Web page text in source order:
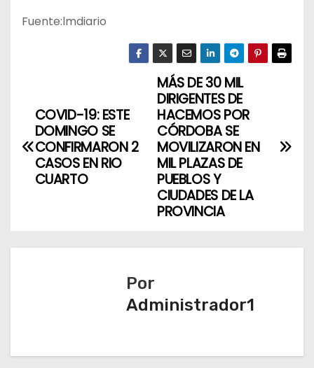
Fuente:lmdiario
v
n
MÁS DE 30 MIL
DIRIGENTES DE
HACEMOS POR
CÓRDOBA SE
MOVILIZARON EN
MIL PLAZAS DE
PUEBLOS Y
CIUDADES DE LA
PROVINCIA
COVID-19: ESTE
DOMINGO SE
CONFIRMARON 2
CASOS EN RIO
CUARTO
Por
Administrador1